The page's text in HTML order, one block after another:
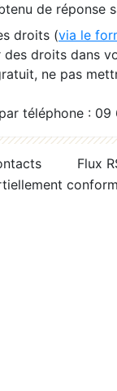
de réponse
droits (via le
des droits dans
ne pas
téléphone :
Flux